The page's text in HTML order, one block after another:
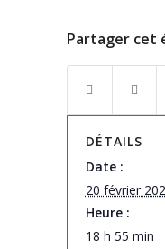
Partager cet
DÉTAILS
Date :
20 février
Heure :
18 h 55 min